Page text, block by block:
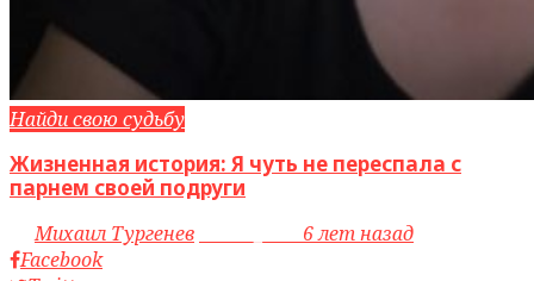
Найди свою судьбу
Жизненная история: Я чуть не переспала с
парнем своей подруги
byМихаил Тургенев
6 лет назад
Facebook